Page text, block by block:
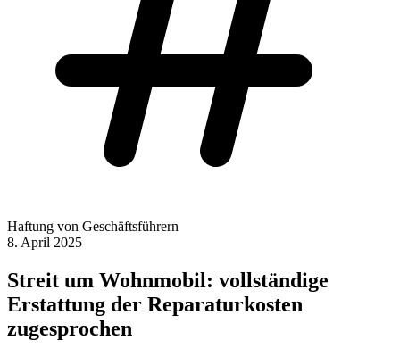
Haftung von Geschäftsführern
8. April 2025
Streit um Wohnmobil: vollständige
Erstattung der Reparaturkosten
zugesprochen